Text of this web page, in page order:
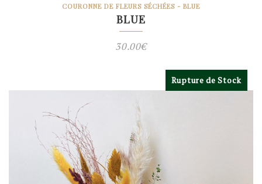
COURONNE DE FLEURS SÉCHÉES - BLUE
BLUE
30.00€
Rupture de Stock